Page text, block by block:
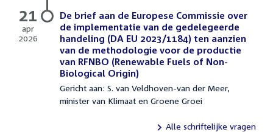
De brief aan de Europese Commissie over
de implementatie van de gedelegeerde
handeling (DA EU 2023/1184) ten aanzien
van de methodologie voor de productie
van RFNBO (Renewable Fuels of Non-
Biological Origin)
Gericht aan: S. van Veldhoven-van der Meer,
minister van Klimaat en Groene Groei
21
apr
2026
Alle schriftelijke vragen